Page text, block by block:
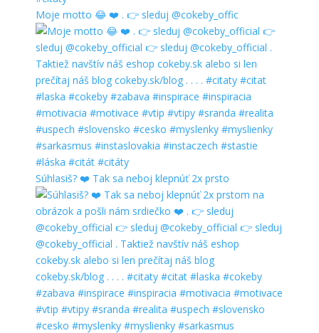
Moje motto 😂 ❤️ . 👉 sleduj @cokeby_offic
Súhlasiš? ❤️ Tak sa neboj klepnúť 2x prsto